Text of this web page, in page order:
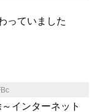
っていました
インターネット